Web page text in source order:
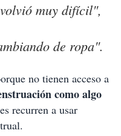
muy difícil",
de ropa".
no tienen acceso a
como algo
recurren a usar